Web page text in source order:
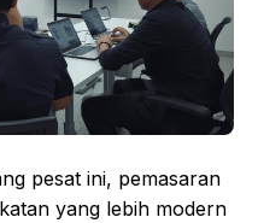
pesat ini, pemasaran
yang lebih modern